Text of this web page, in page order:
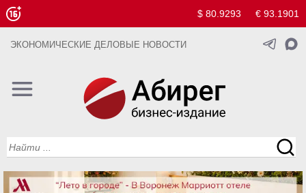
$ 80.9293 € 93.1901
ЭКОНОМИЧЕСКИЕ ДЕЛОВЫЕ НОВОСТИ